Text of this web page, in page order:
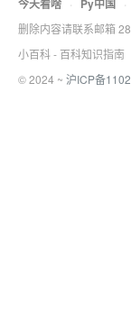
今天看啥 · Py中国 ·
删除内容请联系邮箱
小百科 - 百科知识指南
© 2024 ~ 沪ICP备